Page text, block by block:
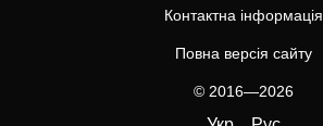
Контактна інформація
Повна версія сайту
© 2016—2026